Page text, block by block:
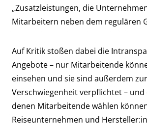
„Zusatzleistungen, die
Mitarbeitern neben dem regulären
Auf Kritik stoßen dabei die
Angebote – nur Mitarbeitende
einsehen und sie sind außerdem zur
Verschwiegenheit verpflichtet – und
denen Mitarbeitende wählen
Reiseunternehmen und